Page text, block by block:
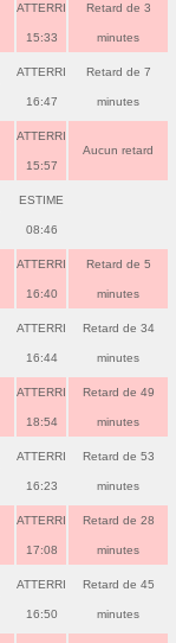
ATTERRI
15:33
Retard de 3
minutes
ATTERRI
16:47
Retard de 7
minutes
ATTERRI
15:57
Aucun retard
ESTIME
08:46
ATTERRI
16:40
Retard de 5
minutes
ATTERRI
16:44
Retard de 34
minutes
ATTERRI
18:54
Retard de 49
minutes
ATTERRI
16:23
Retard de 53
minutes
ATTERRI
17:08
Retard de 28
minutes
ATTERRI
16:50
Retard de 45
minutes